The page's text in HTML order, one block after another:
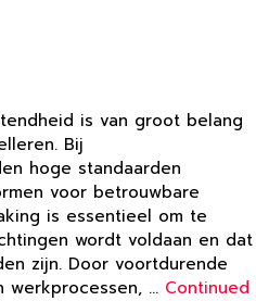
is van groot belang
Bij
hoge standaarden
voor betrouwbare
is essentieel om te
wordt voldaan en dat
zijn. Door voortdurende
werkprocessen, … Continued